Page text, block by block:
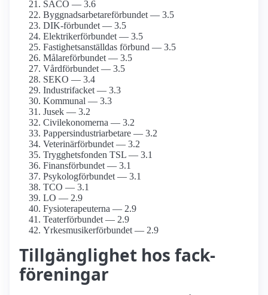
SACO — 3.6
Byggnadsarbetare­förbundet — 3.5
DIK-förbundet — 3.5
Elektriker­förbundet — 3.5
Fastighets­anställdas förbund — 3.5
Målare­förbundet — 3.5
Vårdförbundet — 3.5
SEKO — 3.4
Industrifacket — 3.3
Kommunal — 3.3
Jusek — 3.2
Civil­ekonomerna — 3.2
Pappersindustri­arbetare — 3.2
Veterinärförbundet — 3.2
Trygghetsfonden TSL — 3.1
Finans­förbundet — 3.1
Psykolog­förbundet — 3.1
TCO — 3.1
LO — 2.9
Fysioterapeuterna — 2.9
Teater­förbundet — 2.9
Yrkesmusiker­förbundet — 2.9
Tillgänglighet hos fack­
föreningar